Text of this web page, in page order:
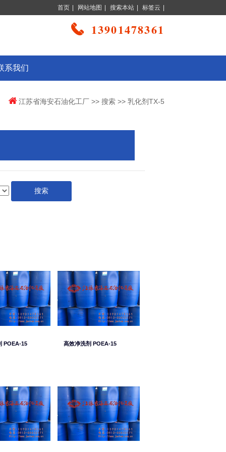
首页 网站地图 搜索本站 标签云
13901478361
系我们
江苏省海安石油化工厂 >> 搜索 >> 乳化剂TX-5
POEA-15 高效净洗剂 POEA-15